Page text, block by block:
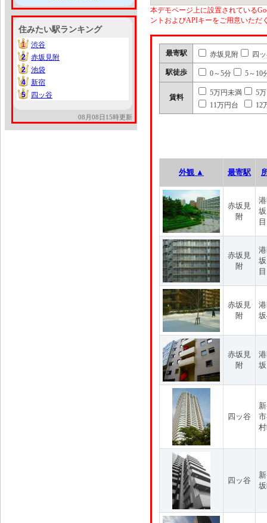
住みたい駅ランキング
1
1
渋谷
2
2
赤坂見附
2
2
池袋
4
4
新宿
5
5 四ッ谷
08月08日15時更新
本デモページ上に設置されている
ントおよびAPIキーをご用意いただ
最寄駅 赤坂見附 四
駅徒歩 0～5分 5～10
賃料
5万円未満
5
11万円台
12
外観 ▲ 最寄駅
赤坂見
附
目
赤坂見
附
目
赤坂見
附
赤坂見
附
四ッ谷
四ッ谷